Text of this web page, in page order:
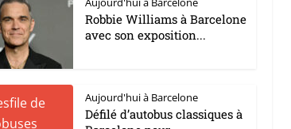
Robbie Williams à Barcelone
avec son exposition...
Aujourd'hui à Barcelone
Défilé d’autobus classiques à